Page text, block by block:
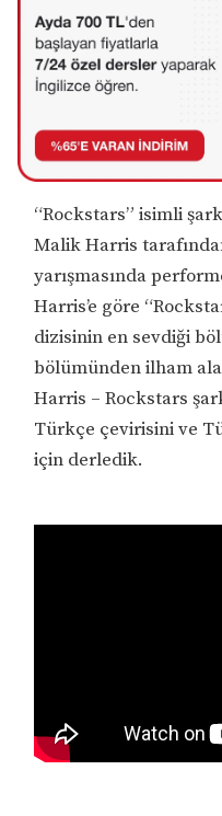
“Rockstars” isimli
Malik Harris
yarışmasında
Harris’e göre
dizisinin en sevdiği
bölümünden ilham
Harris – Rockstars
Türkçe çevirisini ve
için derledik.